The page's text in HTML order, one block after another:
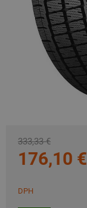
333,33 €
176,10 €
DPH